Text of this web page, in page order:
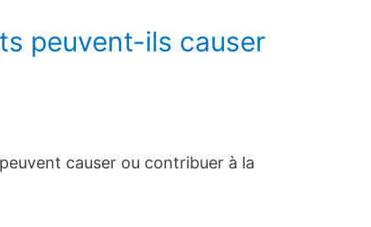
peuvent-ils causer
causer ou contribuer à la